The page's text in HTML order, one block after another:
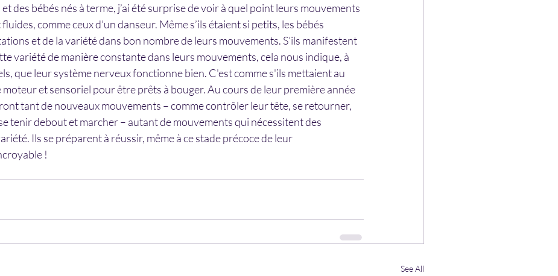
des bébés nés à terme, j’ai été surprise de voir à quel point leurs mouvements
comme ceux d’un danseur. Même s’ils étaient si petits, les bébés
et de la variété dans bon nombre de leurs mouvements. S’ils manifestent
variété de manière constante dans leurs mouvements, cela nous indique, à
que leur système nerveux fonctionne bien. C'est comme s'ils mettaient au
et sensoriel pour être prêts à bouger. Au cours de leur première année
tant de nouveaux mouvements – comme contrôler leur tête, se retourner,
tenir debout et marcher – autant de mouvements qui nécessitent des
Ils se préparent à réussir, même à ce stade précoce de leur
!
See All